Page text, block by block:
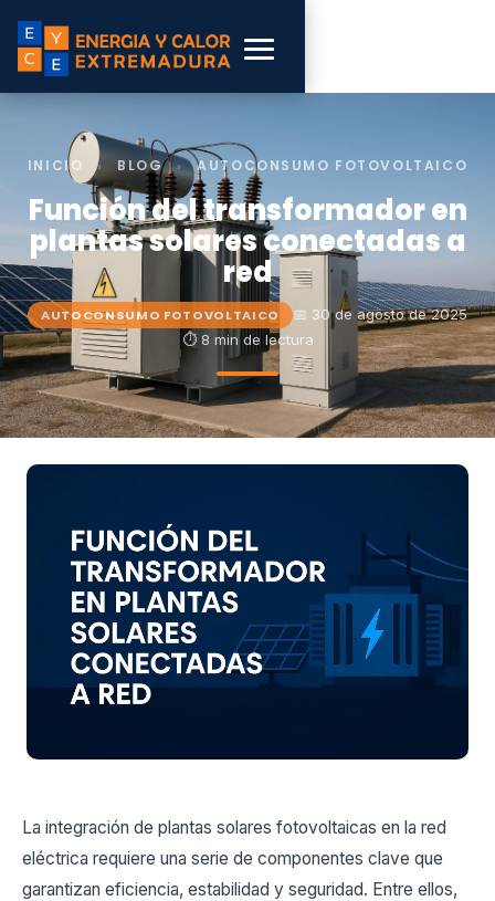
INICIO › BLOG › AUTOCONSUMO FOTOVOLTAICO
Función del transformador en
plantas solares conectadas a
red
AUTOCONSUMO FOTOVOLTAICO
📅 30 de agosto de 2025
⏱ 8 min de lectura
La integración de plantas solares fotovoltaicas en la red
eléctrica requiere una serie de componentes clave que
garantizan eficiencia, estabilidad y seguridad. Entre ellos,